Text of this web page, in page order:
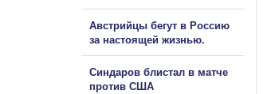
Австрийцы бегут в Россию
за настоящей жизнью.
Синдаров блистал в матче
против США